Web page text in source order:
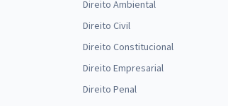
Direito Ambiental
Direito Civil
Direito Constitucional
Direito Empresarial
Direito Penal